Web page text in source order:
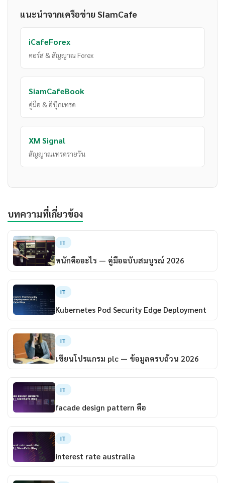
แนะนำจากเครือข่าย SiamCafe
iCafeForex
คอร์ส & สัญญาณ Forex
SiamCafeBook
คู่มือ & อีบุ๊กเทรด
XM Signal
สัญญาณเทรดรายวัน
บทความที่เกี่ยวข้อง
IT
หนักคืออะไร — คู่มือฉบับสมบูรณ์ 2026
IT
Kubernetes Pod Security Edge Deployment
IT
เขียนโปรแกรม plc — ข้อมูลครบถ้วน 2026
IT
facade design pattern คือ
IT
interest rate australia